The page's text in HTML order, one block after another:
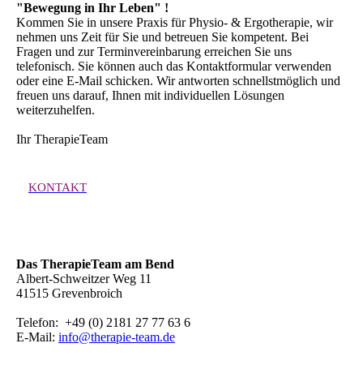
"Bewegung in Ihr Leben" !
Kommen Sie in unsere Praxis für Physio- & Ergotherapie, wir
nehmen uns Zeit für Sie und betreuen Sie kompetent. Bei
Fragen und zur Terminvereinbarung erreichen Sie uns
telefonisch. Sie können auch das Kontaktformular verwenden
oder eine E-Mail schicken. Wir antworten schnellstmöglich und
freuen uns darauf, Ihnen mit individuellen Lösungen
weiterzuhelfen.
Ihr TherapieTeam
KONTAKT
Das TherapieTeam am Bend
Albert-Schweitzer Weg 11
41515 Grevenbroich
Telefon: +49 (0) 2181 27 77 63 6
E-Mail: info@therapie-team.de